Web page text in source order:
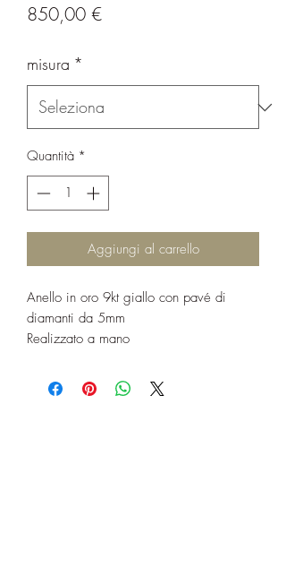
850,00 €Prezzo
misura *
Quantità *
Aggiungi al carrello
Anello in oro 9kt giallo con pavé di
diamanti da 5mm
Realizzato a mano